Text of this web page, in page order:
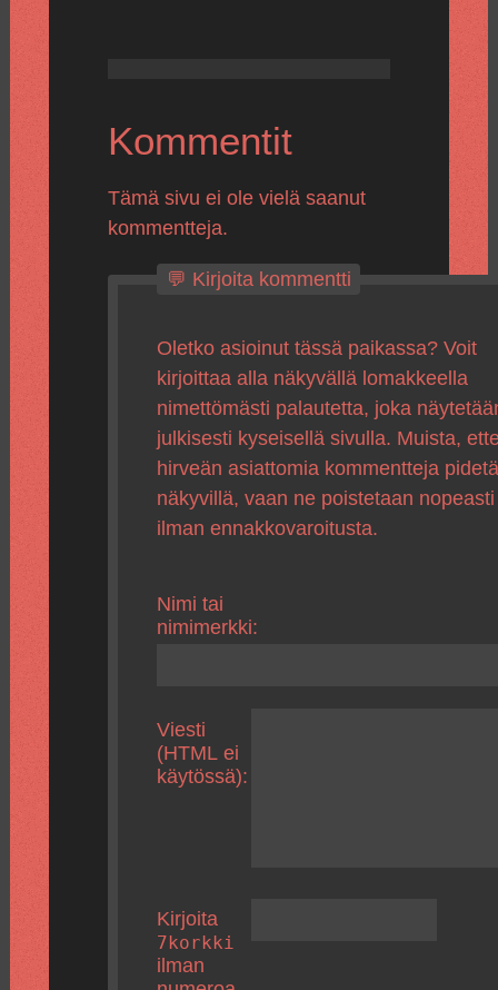
Kommentit
Tämä sivu ei ole vielä saanut
kommentteja.
💬 Kirjoita kommentti
Oletko asioinut tässä paikassa? Voit
kirjoittaa alla näkyvällä lomakkeella
nimettömästi palautetta, joka
julkisesti kyseisellä sivulla. Muista,
hirveän asiattomia kommentteja pidetä
näkyvillä, vaan ne poistetaan
ilman ennakkovaroitusta.
Nimi tai
nimimerkki:
Viesti
(HTML ei
käytössä):
Kirjoita
7korkki
ilman